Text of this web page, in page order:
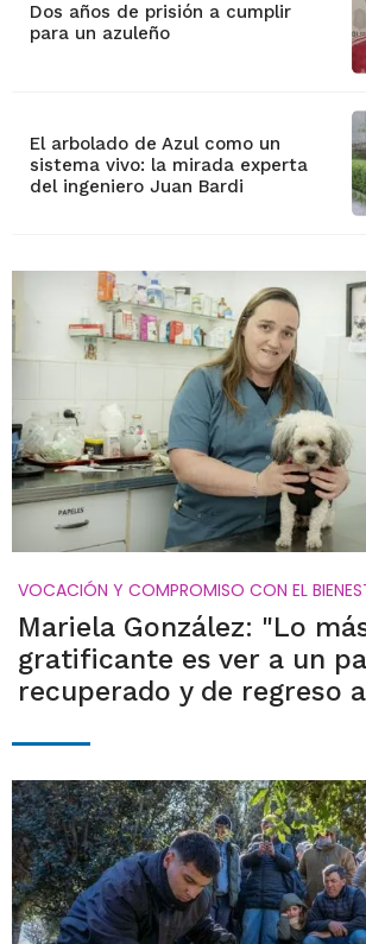
Dos años de prisión a cumplir
para un azuleño
El arbolado de Azul como un
sistema vivo: la mirada experta
del ingeniero Juan Bardi
VOCACIÓN Y COMPROMISO CON EL
Mariela González: "Lo
gratificante es ver a un
recuperado y de regreso